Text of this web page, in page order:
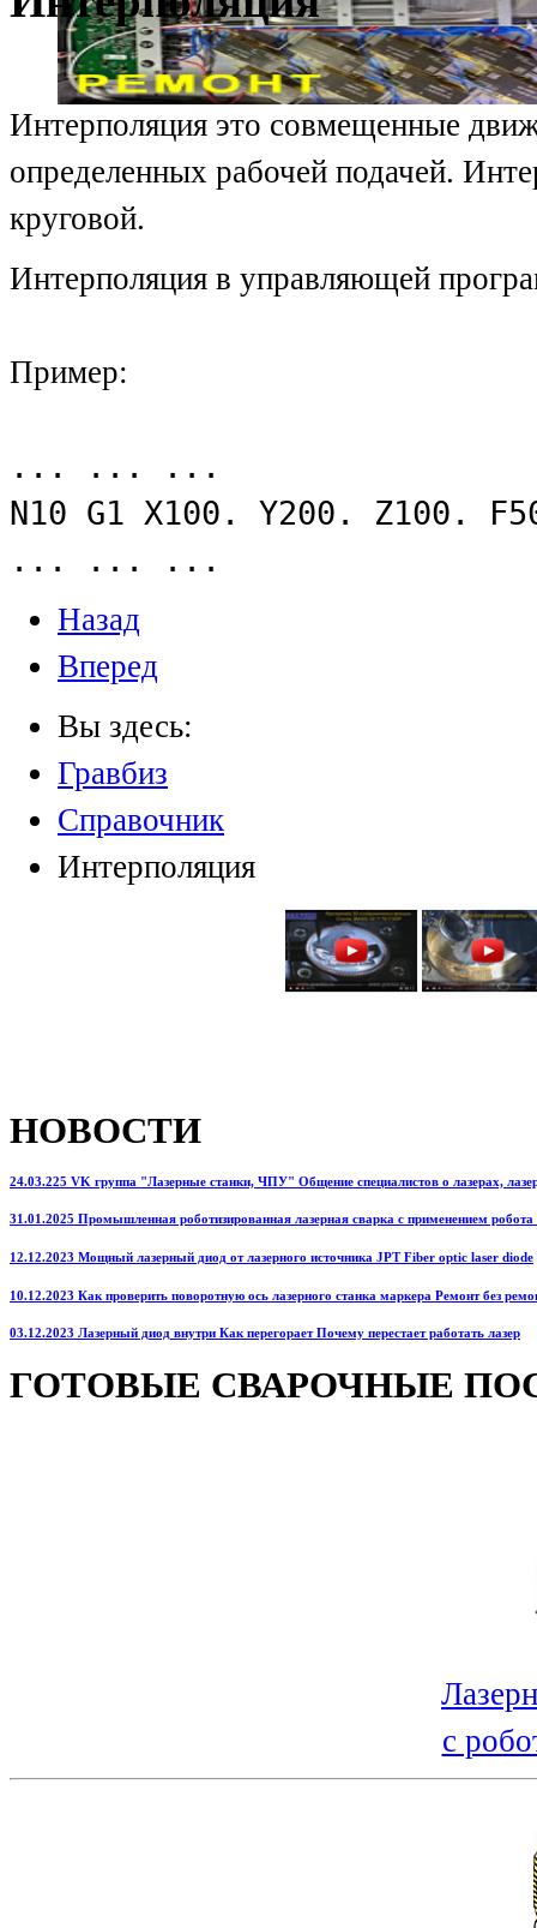
Интерполяция это совмещенные
определенных рабочей подачей.
круговой.
Интерполяция в управляющей
Пример:
... ... ...
N10 G1 X100. Y200. Z100.
... ... ...
Назад
Вперед
Вы здесь:
Гравбиз
Справочник
Интерполяция
НОВОСТИ
24.03.225 VK группа "Лазерные станки, ЧПУ" Общение специалистов о лазерах,
31.01.2025 Промышленная роботизированная лазерная сварка с применением
12.12.2023 Мощный лазерный диод от лазерного источника JPT Fiber optic laser diode
10.12.2023 Как проверить поворотную ось лазерного станка маркера Ремонт без
03.12.2023 Лазерный диод внутри Как перегорает Почему перестает работать лазер
ГОТОВЫЕ СВАРОЧНЫЕ
с